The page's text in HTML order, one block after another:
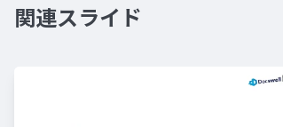
関連スライド